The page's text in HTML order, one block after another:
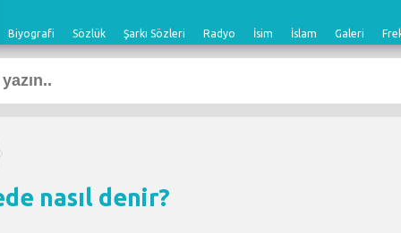
Biyografi Sözlük Şarkı Sözleri Radyo İsim İslam Galeri
nasıl denir?